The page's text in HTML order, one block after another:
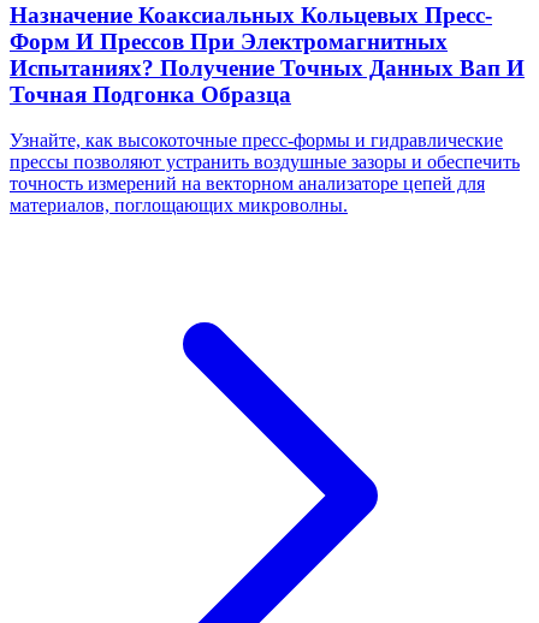
Назначение Коаксиальных Кольцевых Пресс-
Форм И Прессов При Электромагнитных
Испытаниях? Получение Точных Данных Вап И
Точная Подгонка Образца
Узнайте, как высокоточные пресс-формы и гидравлические
прессы позволяют устранить воздушные зазоры и обеспечить
точность измерений на векторном анализаторе цепей для
материалов, поглощающих микроволны.